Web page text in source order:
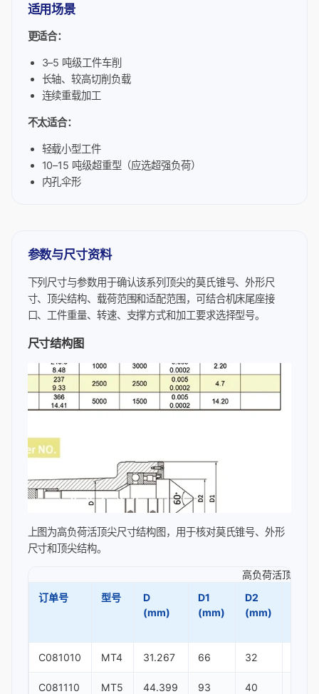
适用场景
更适合：
3–5 吨级工件车削
长轴、较高切削负载
连续重载加工
不太适合：
轻载小型工件
10–15 吨级超重型（应选超强负荷）
内孔伞形
参数与尺寸资料
下列尺寸与参数用于确认该系列顶尖的莫氏锥号、外形尺
寸、顶尖结构、载荷范围和适配范围，可结合机床尾座接
口、工件重量、转速、支撑方式和加工要求选择型号。
尺寸结构图
上图为高负荷活顶尖尺寸结构图，用于核对莫氏锥号、外形
尺寸和顶尖结构。
高负荷活顶尖参
订单号
型号
D
(mm)
D1
(mm)
D2
(mm)
C081010 MT4 31.267 66 32
C081110 MT5 44.399 93 40